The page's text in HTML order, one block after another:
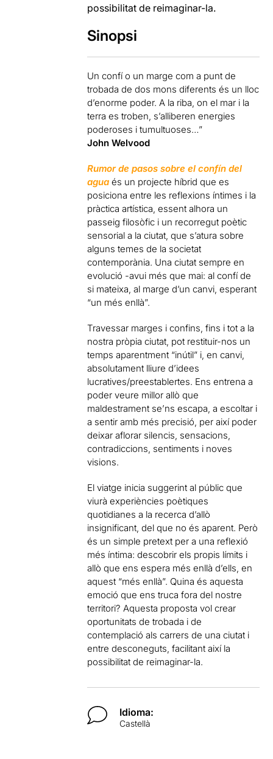
possibilitat de reimaginar-la.
Sinopsi
Un confí o un marge com a punt de
trobada de dos mons diferents és un lloc
d’enorme poder. A la riba, on el mar i la
terra es troben, s’alliberen energies
poderoses i tumultuoses…”
John Welvood
Rumor de pasos sobre el confín del
agua és un projecte híbrid que es
posiciona entre les reflexions íntimes i la
pràctica artística, essent alhora un
passeig filosòfic i un recorregut poètic
sensorial a la ciutat, que s’atura sobre
alguns temes de la societat
contemporània. Una ciutat sempre en
evolució -avui més que mai: al confí de
si mateixa, al marge d’un canvi, esperant
“un més enllà”.
Travessar marges i confins, fins i tot a la
nostra pròpia ciutat, pot restituir-nos un
temps aparentment “inútil” i, en canvi,
absolutament lliure d’idees
lucratives/preestablertes. Ens entrena a
poder veure millor allò que
maldestrament se’ns escapa, a escoltar i
a sentir amb més precisió, per així poder
deixar aflorar silencis, sensacions,
contradiccions, sentiments i noves
visions.
El viatge inicia suggerint al públic que
viurà experiències poètiques
quotidianes a la recerca d’allò
insignificant, del que no és aparent. Però
és un simple pretext per a una reflexió
més íntima: descobrir els propis límits i
allò que ens espera més enllà d’ells, en
aquest “més enllà”. Quina és aquesta
emoció que ens truca fora del nostre
territori? Aquesta proposta vol crear
oportunitats de trobada i de
contemplació als carrers de una ciutat i
entre desconeguts, facilitant així la
possibilitat de reimaginar-la.
Idioma:
Castellà